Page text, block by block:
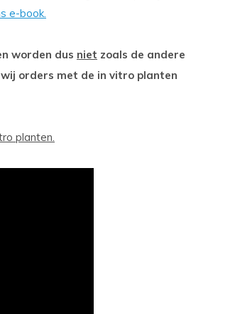
e-book.
worden dus niet zoals de andere
orders met de in vitro planten
planten.